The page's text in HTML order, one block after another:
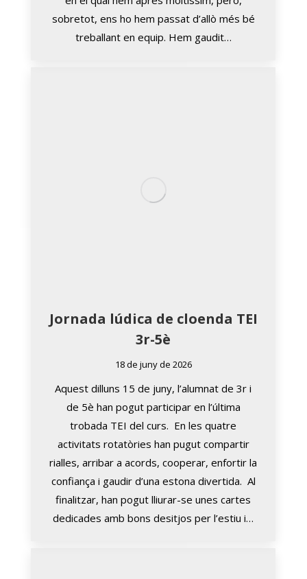
sobretot, ens ho hem passat d’allò més bé
treballant en equip. Hem gaudit…
Jornada lúdica de cloenda TEI
3r-5è
18 de juny de 2026
Aquest dilluns 15 de juny, l’alumnat de 3r i
de 5è han pogut participar en l’última
trobada TEI del curs. En les quatre
activitats rotatòries han pugut compartir
rialles, arribar a acords, cooperar, enfortir la
confiança i gaudir d’una estona divertida. Al
finalitzar, han pogut lliurar-se unes cartes
dedicades amb bons desitjos per l’estiu i…